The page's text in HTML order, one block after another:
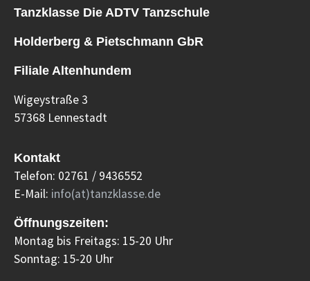
Tanzklasse Die ADTV Tanzschule
Holderberg & Pietschmann GbR
Filiale Altenhundem
Wigeystraße 3
57368 Lennestadt
Kontakt
Telefon: 02761 / 9436552
E-Mail: info(at)tanzklasse.de
Öffnungszeiten:
Montag bis Freitags: 15-20 Uhr
Sonntag: 15-20 Uhr